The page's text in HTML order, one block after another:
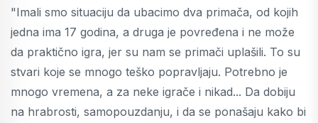
"Imali smo situaciju da ubacimo dva primača, od kojih
jedna ima 17 godina, a druga je povređena i ne može
da praktično igra, jer su nam se primači uplašili. To su
stvari koje se mnogo teško popravljaju. Potrebno je
mnogo vremena, a za neke igrače i nikad... Da dobiju
na hrabrosti, samopouzdanju, i da se ponašaju kako bi